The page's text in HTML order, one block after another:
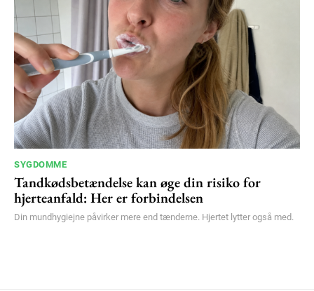
SYGDOMME
Tandkødsbetændelse kan øge din risiko for
hjerteanfald: Her er forbindelsen
Din mundhygiejne påvirker mere end tænderne. Hjertet lytter også med.